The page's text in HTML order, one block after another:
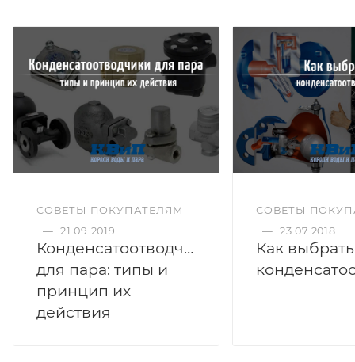
СОВЕТЫ ПОКУПАТЕЛЯМ
— 21.09.2019
Конденсатоотводчики
для пара: типы и
принцип их
действия
СОВЕТЫ
— 23.07.2018
Как выбрать